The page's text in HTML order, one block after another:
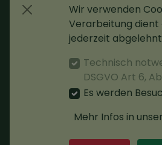
Wir verwenden
Verarbeitung dient
jederzeit
Technisch
DSGVO Art 6,
Es werden
Mehr Infos in